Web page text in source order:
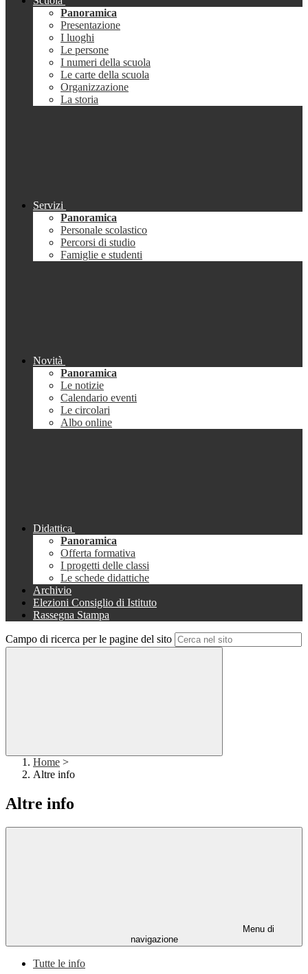
Panoramica
Presentazione
I luoghi
Le persone
I numeri della scuola
Le carte della scuola
Organizzazione
La storia
Servizi
Panoramica
Personale scolastico
Percorsi di studio
Famiglie e studenti
Novità
Panoramica
Le notizie
Calendario eventi
Le circolari
Albo online
Didattica
Panoramica
Offerta formativa
I progetti delle classi
Le schede didattiche
Archivio
Elezioni Consiglio di Istituto
Rassegna Stampa
Campo di ricerca per le pagine del sito
Home >
Altre info
Altre info
Menu di
navigazione
Tutte le info